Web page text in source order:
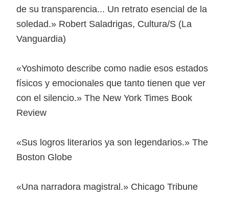
de su transparencia... Un retrato esencial de la
soledad.» Robert Saladrigas, Cultura/S (La
Vanguardia)
«Yoshimoto describe como nadie esos estados
físicos y emocionales que tanto tienen que ver
con el silencio.» The New York Times Book
Review
«Sus logros literarios ya son legendarios.» The
Boston Globe
«Una narradora magistral.» Chicago Tribune